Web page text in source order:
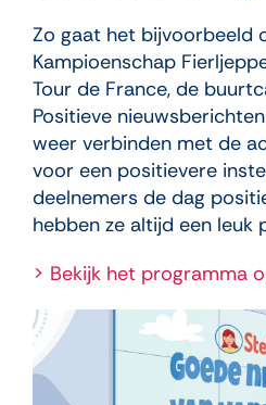
Zo gaat het bijvoorbeeld
Kampioenschap
Tour de France, de
Positieve
weer verbinden met de
voor een positievere
deelnemers de dag
hebben ze altijd een leuk
> Bekijk het programma